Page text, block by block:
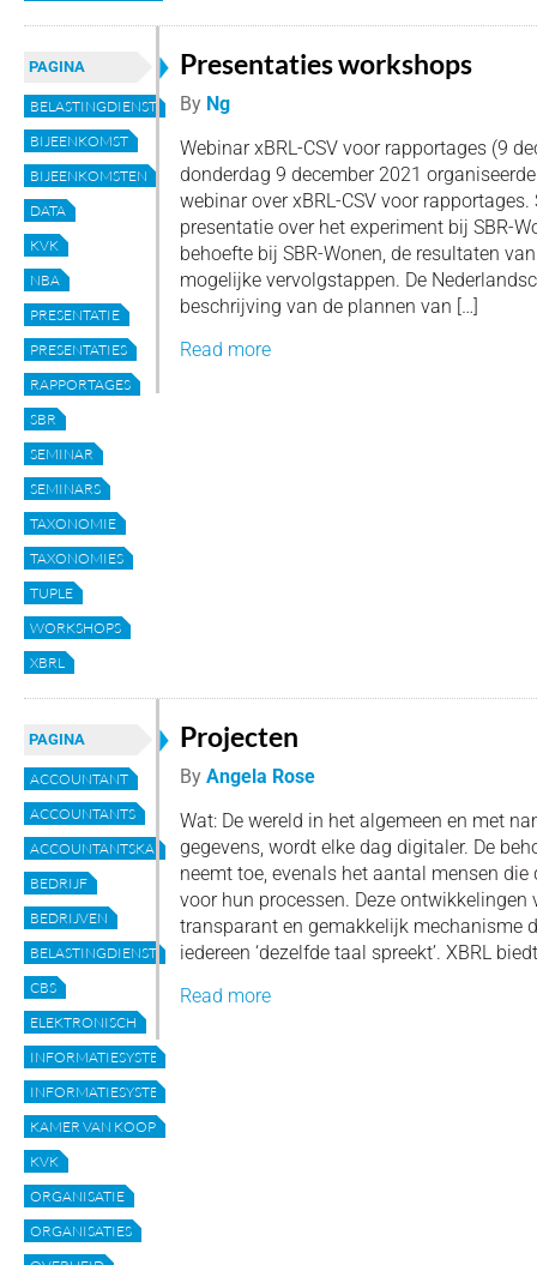
PAGINA
BELASTINGDIENST
BIJEENKOMST
BIJEENKOMSTEN
DATA
KVK
NBA
PRESENTATIE
PRESENTATIES
RAPPORTAGES
SBR
SEMINAR
SEMINARS
TAXONOMIE
TAXONOMIES
TUPLE
WORKSHOPS
XBRL
Presentaties workshops
By Ng
Webinar xBRL-CSV voor rapportages (9
donderdag 9 december 2021
webinar over xBRL-CSV voor rapportages.
presentatie over het experiment bij SBR-
behoefte bij SBR-Wonen, de resultaten
mogelijke vervolgstappen. De
beschrijving van de plannen van […]
Read more
PAGINA
ACCOUNTANT
ACCOUNTANTS
ACCOUNTANTSKANTOREN
BEDRIJF
BEDRIJVEN
BELASTINGDIENST
CBS
ELEKTRONISCH
INFORMATIESYSTEEM
INFORMATIESYSTEMEN
KAMER VAN KOOPHANDEL
KVK
ORGANISATIE
ORGANISATIES
Projecten
By Angela Rose
Wat: De wereld in het algemeen en met
gegevens, wordt elke dag digitaler. De
neemt toe, evenals het aantal mensen die
voor hun processen. Deze ontwikkelingen
transparant en gemakkelijk mechanisme
iedereen ‘dezelfde taal spreekt’. XBRL
Read more